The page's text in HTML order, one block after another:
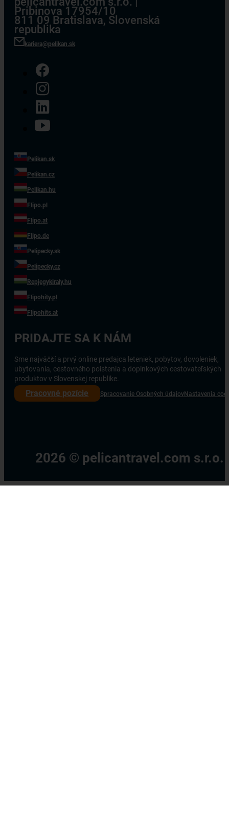
Pribinova 17954/10
811 09 Bratislava, Slovenská
republika
kariera@pelikan.sk
Pelikan.sk
Pelikan.cz
Pelikan.hu
Flipo.pl
Flipo.at
Flipo.de
Pelipecky.sk
Pelipecky.cz
Repjegykiraly.hu
Flipohity.pl
Flipohits.at
PRIDAJTE SA K NÁM
Sme najväčší a prvý online predajca leteniek, pobytov, dovoleniek,
ubytovania, cestovného poistenia a doplnkových cestovateľských
produktov v Slovenskej republike.
Pracovné pozície Spracovanie Osobných údajovNastavenia
2026 © pelicantravel.com s.r.o.